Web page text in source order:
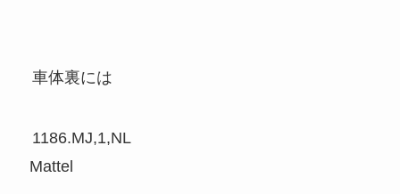
車体裏には
1186.MJ,1,NL
Mattel